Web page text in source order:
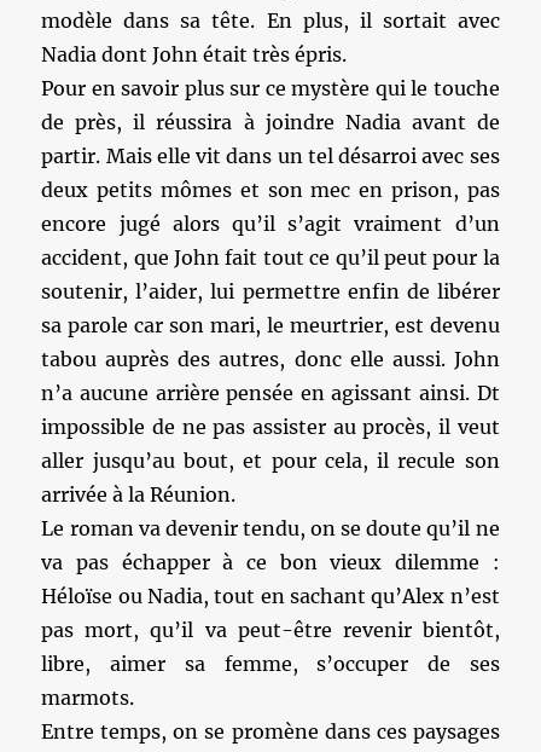
modèle dans sa tête. En plus, il sortait avec
Nadia dont John était très épris.
Pour en savoir plus sur ce mystère qui le touche
de près, il réussira à joindre Nadia avant de
partir. Mais elle vit dans un tel désarroi avec ses
deux petits mômes et son mec en prison, pas
encore jugé alors qu’il s’agit vraiment d’un
accident, que John fait tout ce qu’il peut pour la
soutenir, l’aider, lui permettre enfin de libérer
sa parole car son mari, le meurtrier, est devenu
tabou auprès des autres, donc elle aussi. John
n’a aucune arrière pensée en agissant ainsi. Dt
impossible de ne pas assister au procès, il veut
aller jusqu’au bout, et pour cela, il recule son
arrivée à la Réunion.
Le roman va devenir tendu, on se doute qu’il ne
va pas échapper à ce bon vieux dilemme :
Héloïse ou Nadia, tout en sachant qu’Alex n’est
pas mort, qu’il va peut-être revenir bientôt,
libre, aimer sa femme, s’occuper de ses
marmots.
Entre temps, on se promène dans ces paysages